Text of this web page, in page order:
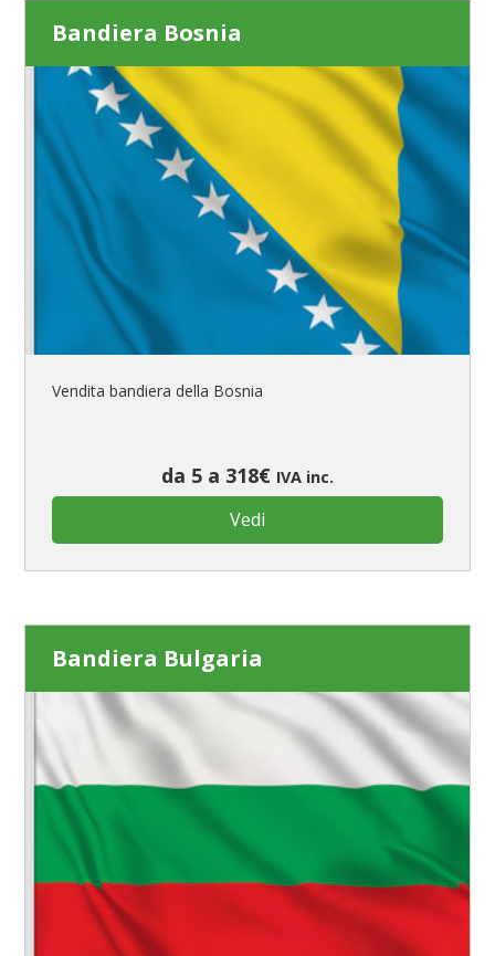
Bandiera Bosnia
Vendita bandiera della Bosnia
da 5 a 318€ IVA inc.
Vedi
Bandiera Bulgaria